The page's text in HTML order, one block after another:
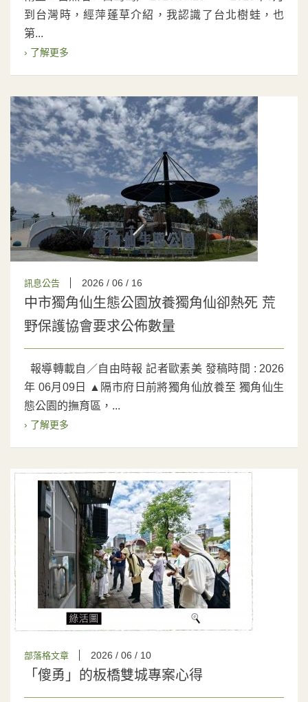
到台灣時，經萍蓬草介紹，我認識了台北樹蛙，也
第...
› 了解更多
訊息公告 2026 / 06 / 16
中市獨角仙生態公園放養獨角仙卻熱死 荒
野保護協會要求公佈數量
報導轉載自／自由時報 記者歐素美 發稿時間 : 2026
年 06月09日 ▲隔市府日前將獨角仙放養至 獨角仙生
態公園的撫育區，...
› 了解更多
部落格文章 2026 / 06 / 10
「傻勇」的板橋雙城專案心得